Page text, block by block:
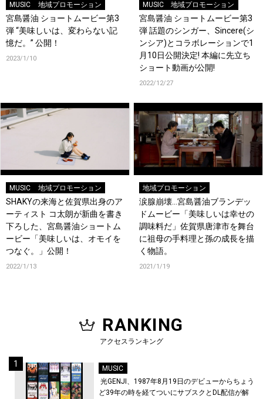
MUSIC 地域プロモーション
宮島醤油 ショートムービー第3
弾 “美味しいは、変わらない記
憶だ。” 公開！
2023/1/10
MUSIC 地域プロモーション
宮島醤油 ショートムービー第3
弾 話題のシンガー、Sincere(シ
ンシア)とコラボレーションで1
月10日公開決定! 本編に先立ち
ショート動画が公開!
2022/12/27
MUSIC 地域プロモーション
SHAKYの来海と佐賀県出身のア
ーティスト コ太朗が新曲を書き
下ろした、宮島醤油ショートム
ービー「美味しいは、オモイを
つなぐ。」公開！
2022/1/13
地域プロモーション
涙腺崩壊…宮島醤油ブランデッ
ドムービー「美味しいは幸せの
調味料だ」佐賀県唐津市を舞台
に祖母の手料理と孫の成長を描
く物語。
2021/1/19
RANKING
アクセスランキング
MUSIC
光GENJI、1987年8月19日のデビューからちょう
ど39年の時を経てついにサブスクとDL配信が解